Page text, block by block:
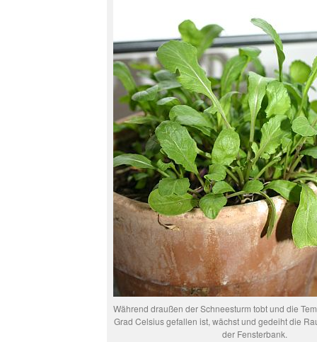
Während draußen der Schneesturm tobt und die
Grad Celsius gefallen ist, wächst und gedeiht die
der Fensterbank.